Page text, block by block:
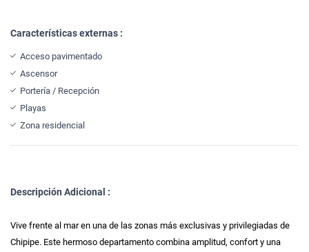
Características externas :
Acceso pavimentado
Ascensor
Portería / Recepción
Playas
Zona residencial
Descripción Adicional :
Vive frente al mar en una de las zonas más exclusivas y privilegiadas de
Chipipe. Este hermoso departamento combina amplitud, confort y una